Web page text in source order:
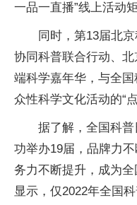
一品一直播”线上活动矩
同时，第13届北
协同科普联合行动、
端科学嘉年华，与全
众性科学文化活动的“点
据了解，全国科
功举办19届，品牌力
务力不断提升，成为
显示，仅2022年全国